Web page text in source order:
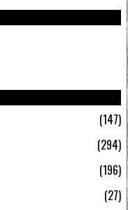
147
294
196
27